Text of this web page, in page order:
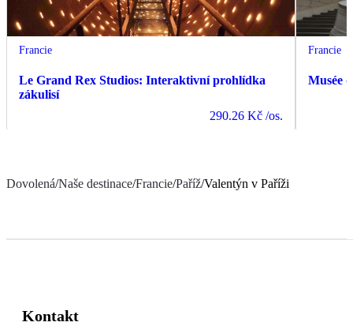
Francie
Le Grand Rex Studios: Interaktivní prohlídka
zákulisí
290.26 Kč /os.
Francie
Musée
Dovolená/Naše destinace/Francie/Paříž/Valentýn v Paříži
Kontakt